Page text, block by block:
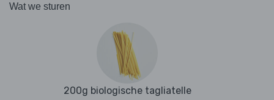
Wat we sturen
200g biologische tagliatelle